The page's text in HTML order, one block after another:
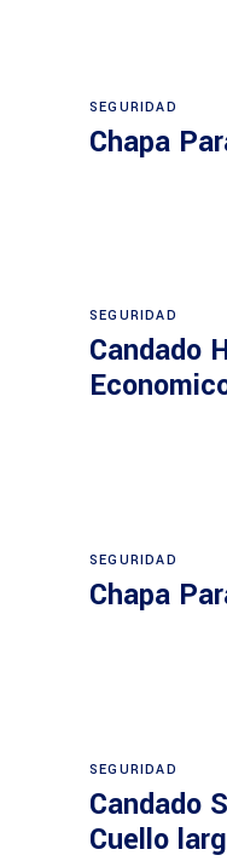
SEGURIDAD
Chapa
SEGURIDAD
Candado
SEGURIDAD
Chapa
SEGURIDAD
Candado
Cuello